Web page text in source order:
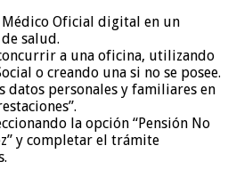
Oficial digital en un
salud.
a una oficina, utilizando
o creando una si no se posee.
datos personales y familiares en
la opción “Pensión No
y completar el trámite